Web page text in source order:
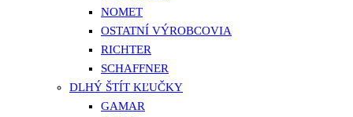
NOMET
OSTATNÍ VÝROBCOVIA
RICHTER
SCHAFFNER
DLHÝ ŠTÍT KĽUČKY
GAMAR